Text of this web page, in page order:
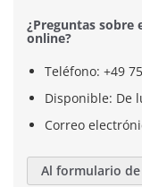
¿Preguntas
online?
Teléfono: +49
Disponible: De
Correo
Al formulario